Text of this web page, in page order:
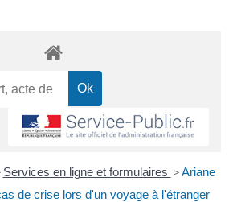
Services en ligne et formulaires > Ariane
de crise lors d'un voyage à l'étranger